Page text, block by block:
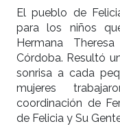
El pueblo de
para los niños
Hermana
Córdoba. Resultó
sonrisa a cada
mujeres
coordinación de
de Felicia y Su